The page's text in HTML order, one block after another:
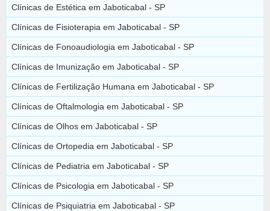
Clínicas de Estética em Jaboticabal - SP
Clínicas de Fisioterapia em Jaboticabal - SP
Clínicas de Fonoaudiologia em Jaboticabal - SP
Clínicas de Imunização em Jaboticabal - SP
Clínicas de Fertilização Humana em Jaboticabal - SP
Clínicas de Oftalmologia em Jaboticabal - SP
Clínicas de Olhos em Jaboticabal - SP
Clínicas de Ortopedia em Jaboticabal - SP
Clínicas de Pediatria em Jaboticabal - SP
Clínicas de Psicologia em Jaboticabal - SP
Clínicas de Psiquiatria em Jaboticabal - SP